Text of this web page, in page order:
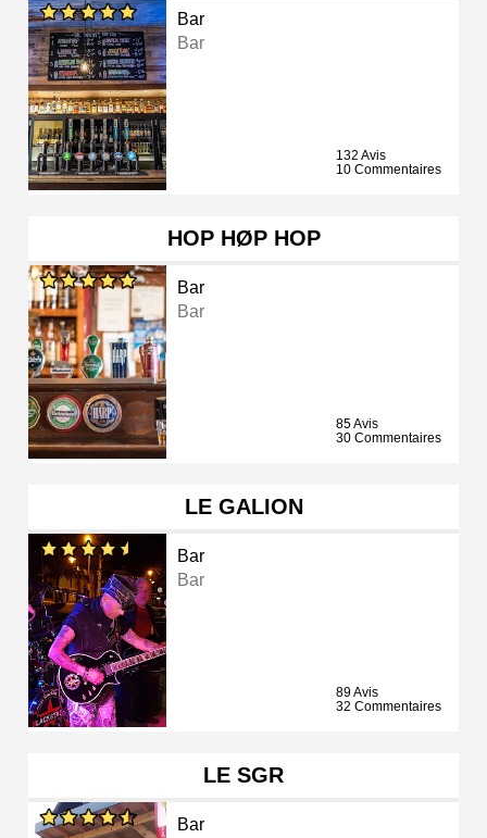
Bar
Bar
132 Avis
10 Commentaires
HOP HØP HOP
Bar
Bar
85 Avis
30 Commentaires
LE GALION
Bar
Bar
89 Avis
32 Commentaires
LE SGR
Bar